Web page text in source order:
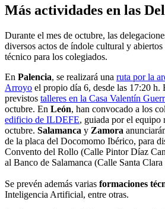
Más actividades en las
Durante el mes de octubre, las
diversos actos de índole cultural y
técnico para los colegiados.
En Palencia, se realizará una ruta por la
Arroyo el propio día 6, desde las 17:20 h.
previstos talleres en la Casa Valentín
octubre. En León, han convocado a los
edificio de ILDEFE, guiada por el equipo
octubre. Salamanca y Zamora
de la placa del Docomomo Ibérico, para
Convento del Rollo (Calle Pintor Díaz
al Banco de Salamanca (Calle Santa
Se prevén además varias formaciones
Inteligencia Artificial, entre otras.